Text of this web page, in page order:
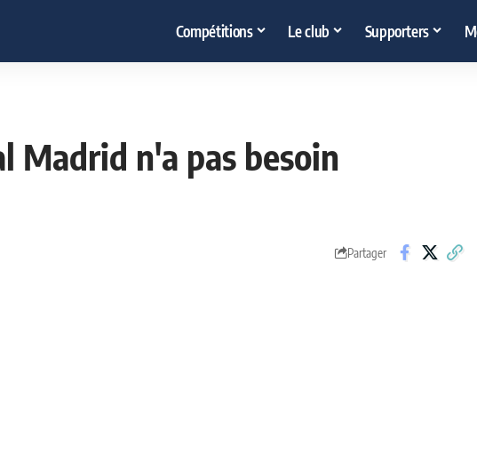
Compétitions Le club Supporters
Madrid n'a pas besoin
Partager